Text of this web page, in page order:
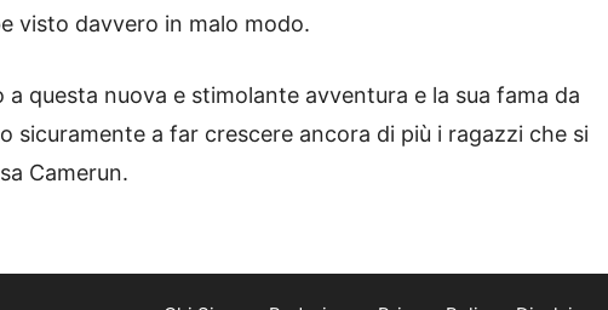
visto davvero in malo modo.
a questa nuova e stimolante avventura e la sua fama da
sicuramente a far crescere ancora di più i ragazzi che si
Camerun.